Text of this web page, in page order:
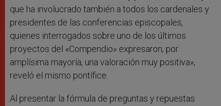
que ha involucrado también a todos los cardenales y
presidentes de las conferencias episcopales,
quienes interrogados sobre uno de los últimos
proyectos del «Compendio» expresaron, por
amplísima mayoría, una valoración muy positiva»,
reveló el mismo pontífice.
Al presentar la fórmula de preguntas y repuestas